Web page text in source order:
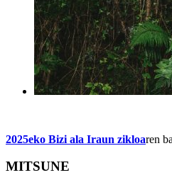
2025eko Bizi ala Iraun zikloaren
MITSUNE